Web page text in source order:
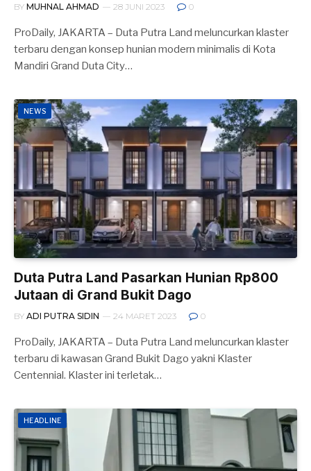
BY MUHNAL AHMAD 28 JUNI 2023 0
ProDaily, JAKARTA – Duta Putra Land meluncurkan klaster
terbaru dengan konsep hunian modern minimalis di Kota
Mandiri Grand Duta City…
NEWS
Duta Putra Land Pasarkan Hunian Rp800
Jutaan di Grand Bukit Dago
BY ADI PUTRA SIDIN 24 MARET 2023 0
ProDaily, JAKARTA – Duta Putra Land meluncurkan klaster
terbaru di kawasan Grand Bukit Dago yakni Klaster
Centennial. Klaster ini terletak…
HEADLINE